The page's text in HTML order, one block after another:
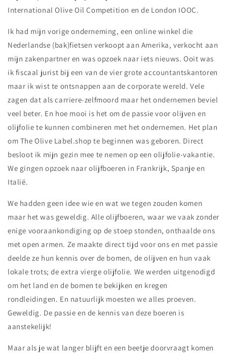
International Olive Oil Competition en de London IOOC.
Ik had mijn vorige onderneming, een online winkel die
Nederlandse (bak)fietsen verkoopt aan Amerika, verkocht aan
mijn zakenpartner en was opzoek naar iets nieuws. Ooit was
ik fiscaal jurist bij een van de vier grote accountantskantoren
maar ik wist te ontsnappen aan de corporate wereld. Vele
zagen dat als carriere-zelfmoord maar het ondernemen beviel
veel beter. En hoe mooi is het om de passie voor olijven en
olijfolie te kunnen combineren met het ondernemen. Het plan
om The Olive Label.shop te beginnen was geboren. Direct
besloot ik mijn gezin mee te nemen op een olijfolie-vakantie.
We gingen opzoek naar olijfboeren in Frankrijk, Spanje en
Italië.
We hadden geen idee wie en wat we tegen zouden komen
maar het was geweldig. Alle olijfboeren, waar we vaak zonder
enige vooraankondiging op de stoep stonden, onthaalde ons
met open armen. Ze maakte direct tijd voor ons en met passie
deelde ze hun kennis over de bomen, de olijven en hun vaak
lokale trots; de extra vierge olijfolie. We werden uitgenodigd
om het land en de bomen te bekijken en kregen
rondleidingen. En natuurlijk moesten we alles proeven.
Geweldig. De passie en de kennis van deze boeren is
aanstekelijk!
Maar als je wat langer blijft en een beetje doorvraagt komen